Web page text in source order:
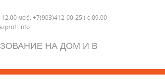
мск); +7(903)412-00-25 ( с 09.00
НА ДОМ И В